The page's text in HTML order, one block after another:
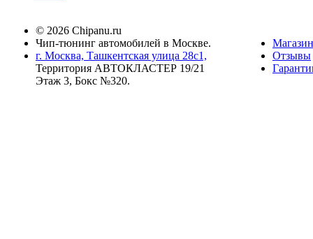
© 2026 Chipanu.ru
Чип-тюнинг автомобилей в Москве.
г. Москва, Ташкентская улица 28с1,
Территория АВТОКЛАСТЕР 19/21
Этаж 3, Бокс №320.
Отзывы